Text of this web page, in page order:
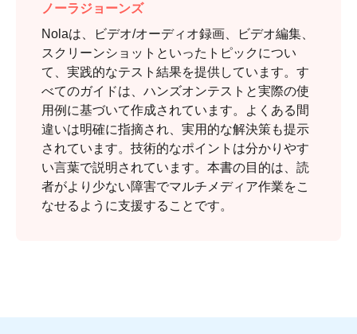
ノーラジョーンズ
Nolaは、ビデオ/オーディオ録画、ビデオ編集、
スクリーンショットといったトピックについ
て、実践的なテスト結果を提供しています。す
べてのガイドは、ハンズオンテストと実際の使
用例に基づいて作成されています。よくある間
違いは明確に指摘され、実用的な解決策も提示
されています。技術的なポイントは分かりやす
い言葉で説明されています。本書の目的は、読
者がより少ない障害でマルチメディア作業をこ
なせるように支援することです。